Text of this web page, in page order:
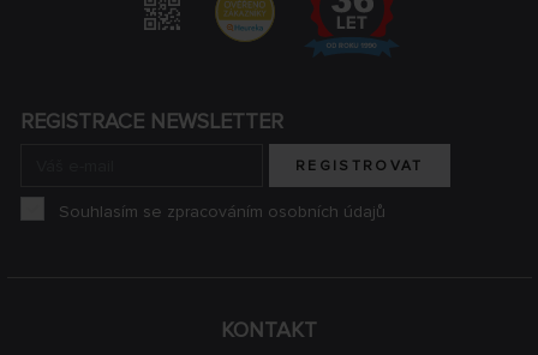
KONTAKT
REGISTRACE NEWSLETTER
REGISTROVAT
Souhlasím se zpracováním osobních údajů